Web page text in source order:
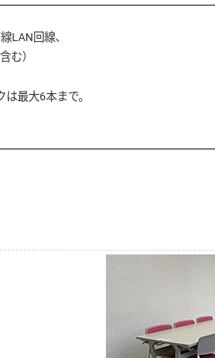
LAN回線、
む）
最大6本まで。